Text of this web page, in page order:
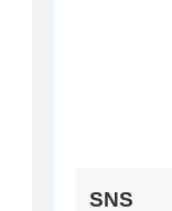
SNS